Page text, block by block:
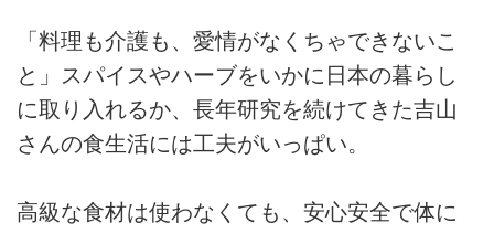
「料理も介護も、愛情がなくちゃできないこ
と」スパイスやハーブをいかに日本の暮らし
に取り入れるか、長年研究を続けてきた吉山
さんの食生活には工夫がいっぱい。
高級な食材は使わなくても、安心安全で体に